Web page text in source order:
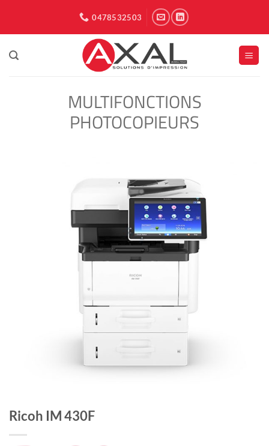
contenu
0478532503
MULTIFONCTIONS
PHOTOCOPIEURS
Ricoh IM 430F